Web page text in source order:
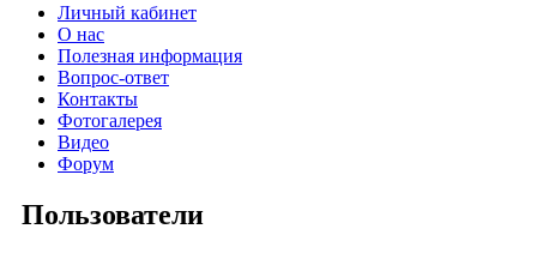
Личный кабинет
О нас
Полезная информация
Вопрос-ответ
Контакты
Фотогалерея
Видео
Форум
Пользователи